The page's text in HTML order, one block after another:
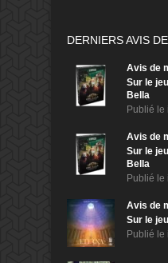
DERNIERS AVIS
Avis de
Sur le
Bella
Publié le
Avis de
Sur le
Bella
Publié le
Avis de
Sur le
Publié le